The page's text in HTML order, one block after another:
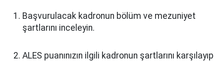
Başvurulacak kadronun bölüm ve mezuniyet
şartlarını inceleyin.
ALES puanınızın ilgili kadronun şartlarını karşılayıp